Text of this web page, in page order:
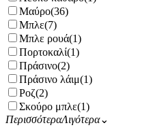
Μαύρο(36)
Μπλε(7)
Μπλε ρουά(1)
Πορτοκαλί(1)
Πράσινο(2)
Πράσινο λάιμ(1)
Ροζ(2)
Σκούρο μπλε(1)
ΠερισσότεραΛιγότερα⌄